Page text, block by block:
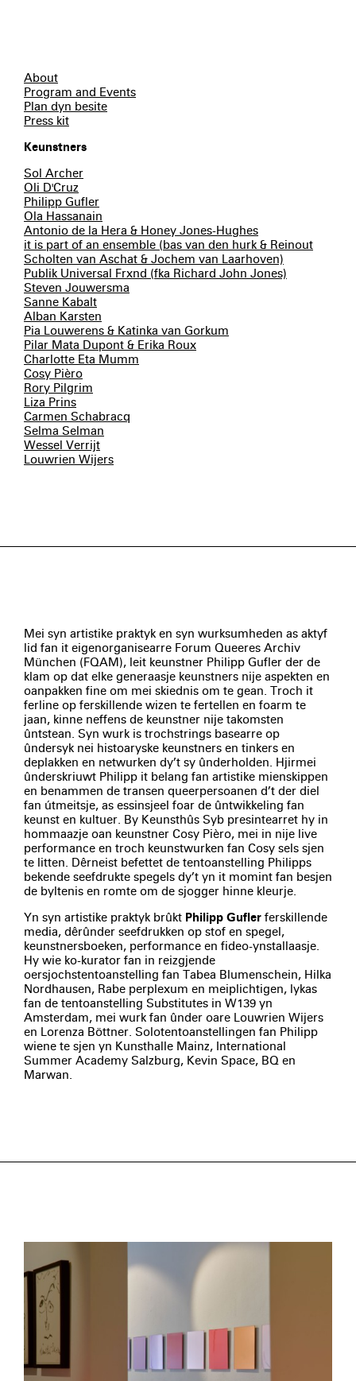
About
Program and Events
Plan dyn besite
Press kit
Keunstners
Sol Archer
Oli D'Cruz
Philipp Gufler
Ola Hassanain
Antonio de la Hera & Honey Jones-Hughes
it is part of an ensemble (bas van den hurk & Reinout
Scholten van Aschat & Jochem van Laarhoven)
Publik Universal Frxnd (fka Richard John Jones)
Steven Jouwersma
Sanne Kabalt
Alban Karsten
Pia Louwerens & Katinka van Gorkum
Pilar Mata Dupont & Erika Roux
Charlotte Eta Mumm
Cosy Pièro
Rory Pilgrim
Liza Prins
Carmen Schabracq
Selma Selman
Wessel Verrijt
Louwrien Wijers
Mei syn artistike praktyk en syn wurksumheden as aktyf
lid fan it eigenorganisearre Forum Queeres Archiv
München (FQAM), leit keunstner Philipp Gufler der de
klam op dat elke generaasje keunstners nije aspekten en
oanpakken fine om mei skiednis om te gean. Troch it
ferline op ferskillende wizen te fertellen en foarm te
jaan, kinne neffens de keunstner nije takomsten
ûntstean. Syn wurk is trochstrings basearre op
ûndersyk nei histoaryske keunstners en tinkers en
deplakken en netwurken dy’t sy ûnderholden. Hjirmei
ûnderskriuwt Philipp it belang fan artistike mienskippen
en benammen de transen queerpersoanen d’t der diel
fan útmeitsje, as essinsjeel foar de ûntwikkeling fan
keunst en kultuer. By Keunsthûs Syb presintearret hy in
hommaazje oan keunstner Cosy Pièro, mei in nije live
performance en troch keunstwurken fan Cosy sels sjen
te litten. Dêrneist befettet de tentoanstelling Philipps
bekende seefdrukte spegels dy’t yn it momint fan besjen
de byltenis en romte om de sjogger hinne kleurje.
Yn syn artistike praktyk brûkt Philipp Gufler ferskillende
media, dêrûnder seefdrukken op stof en spegel,
keunstnersboeken, performance en fideo-ynstallaasje.
Hy wie ko-kurator fan in reizgjende
oersjochstentoanstelling fan Tabea Blumenschein, Hilka
Nordhausen, Rabe perplexum en meiplichtigen, lykas
fan de tentoanstelling Substitutes in W139 yn
Amsterdam, mei wurk fan ûnder oare Louwrien Wijers
en Lorenza Böttner. Solotentoanstellingen fan Philipp
wiene te sjen yn Kunsthalle Mainz, International
Summer Academy Salzburg, Kevin Space, BQ en
Marwan.